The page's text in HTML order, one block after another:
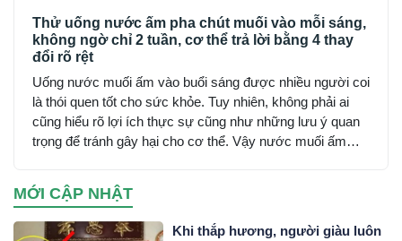
Thử uống nước ấm pha chút muối vào mỗi sáng,
không ngờ chỉ 2 tuần, cơ thể trả lời bằng 4 thay
đổi rõ rệt
Uống nước muối ấm vào buổi sáng được nhiều người coi
là thói quen tốt cho sức khỏe. Tuy nhiên, không phải ai
cũng hiểu rõ lợi ích thực sự cũng như những lưu ý quan
trọng để tránh gây hại cho cơ thể. Vậy nước muối ấm
MỚI CẬP NHẬT
Khi thắp hương, người giàu luôn